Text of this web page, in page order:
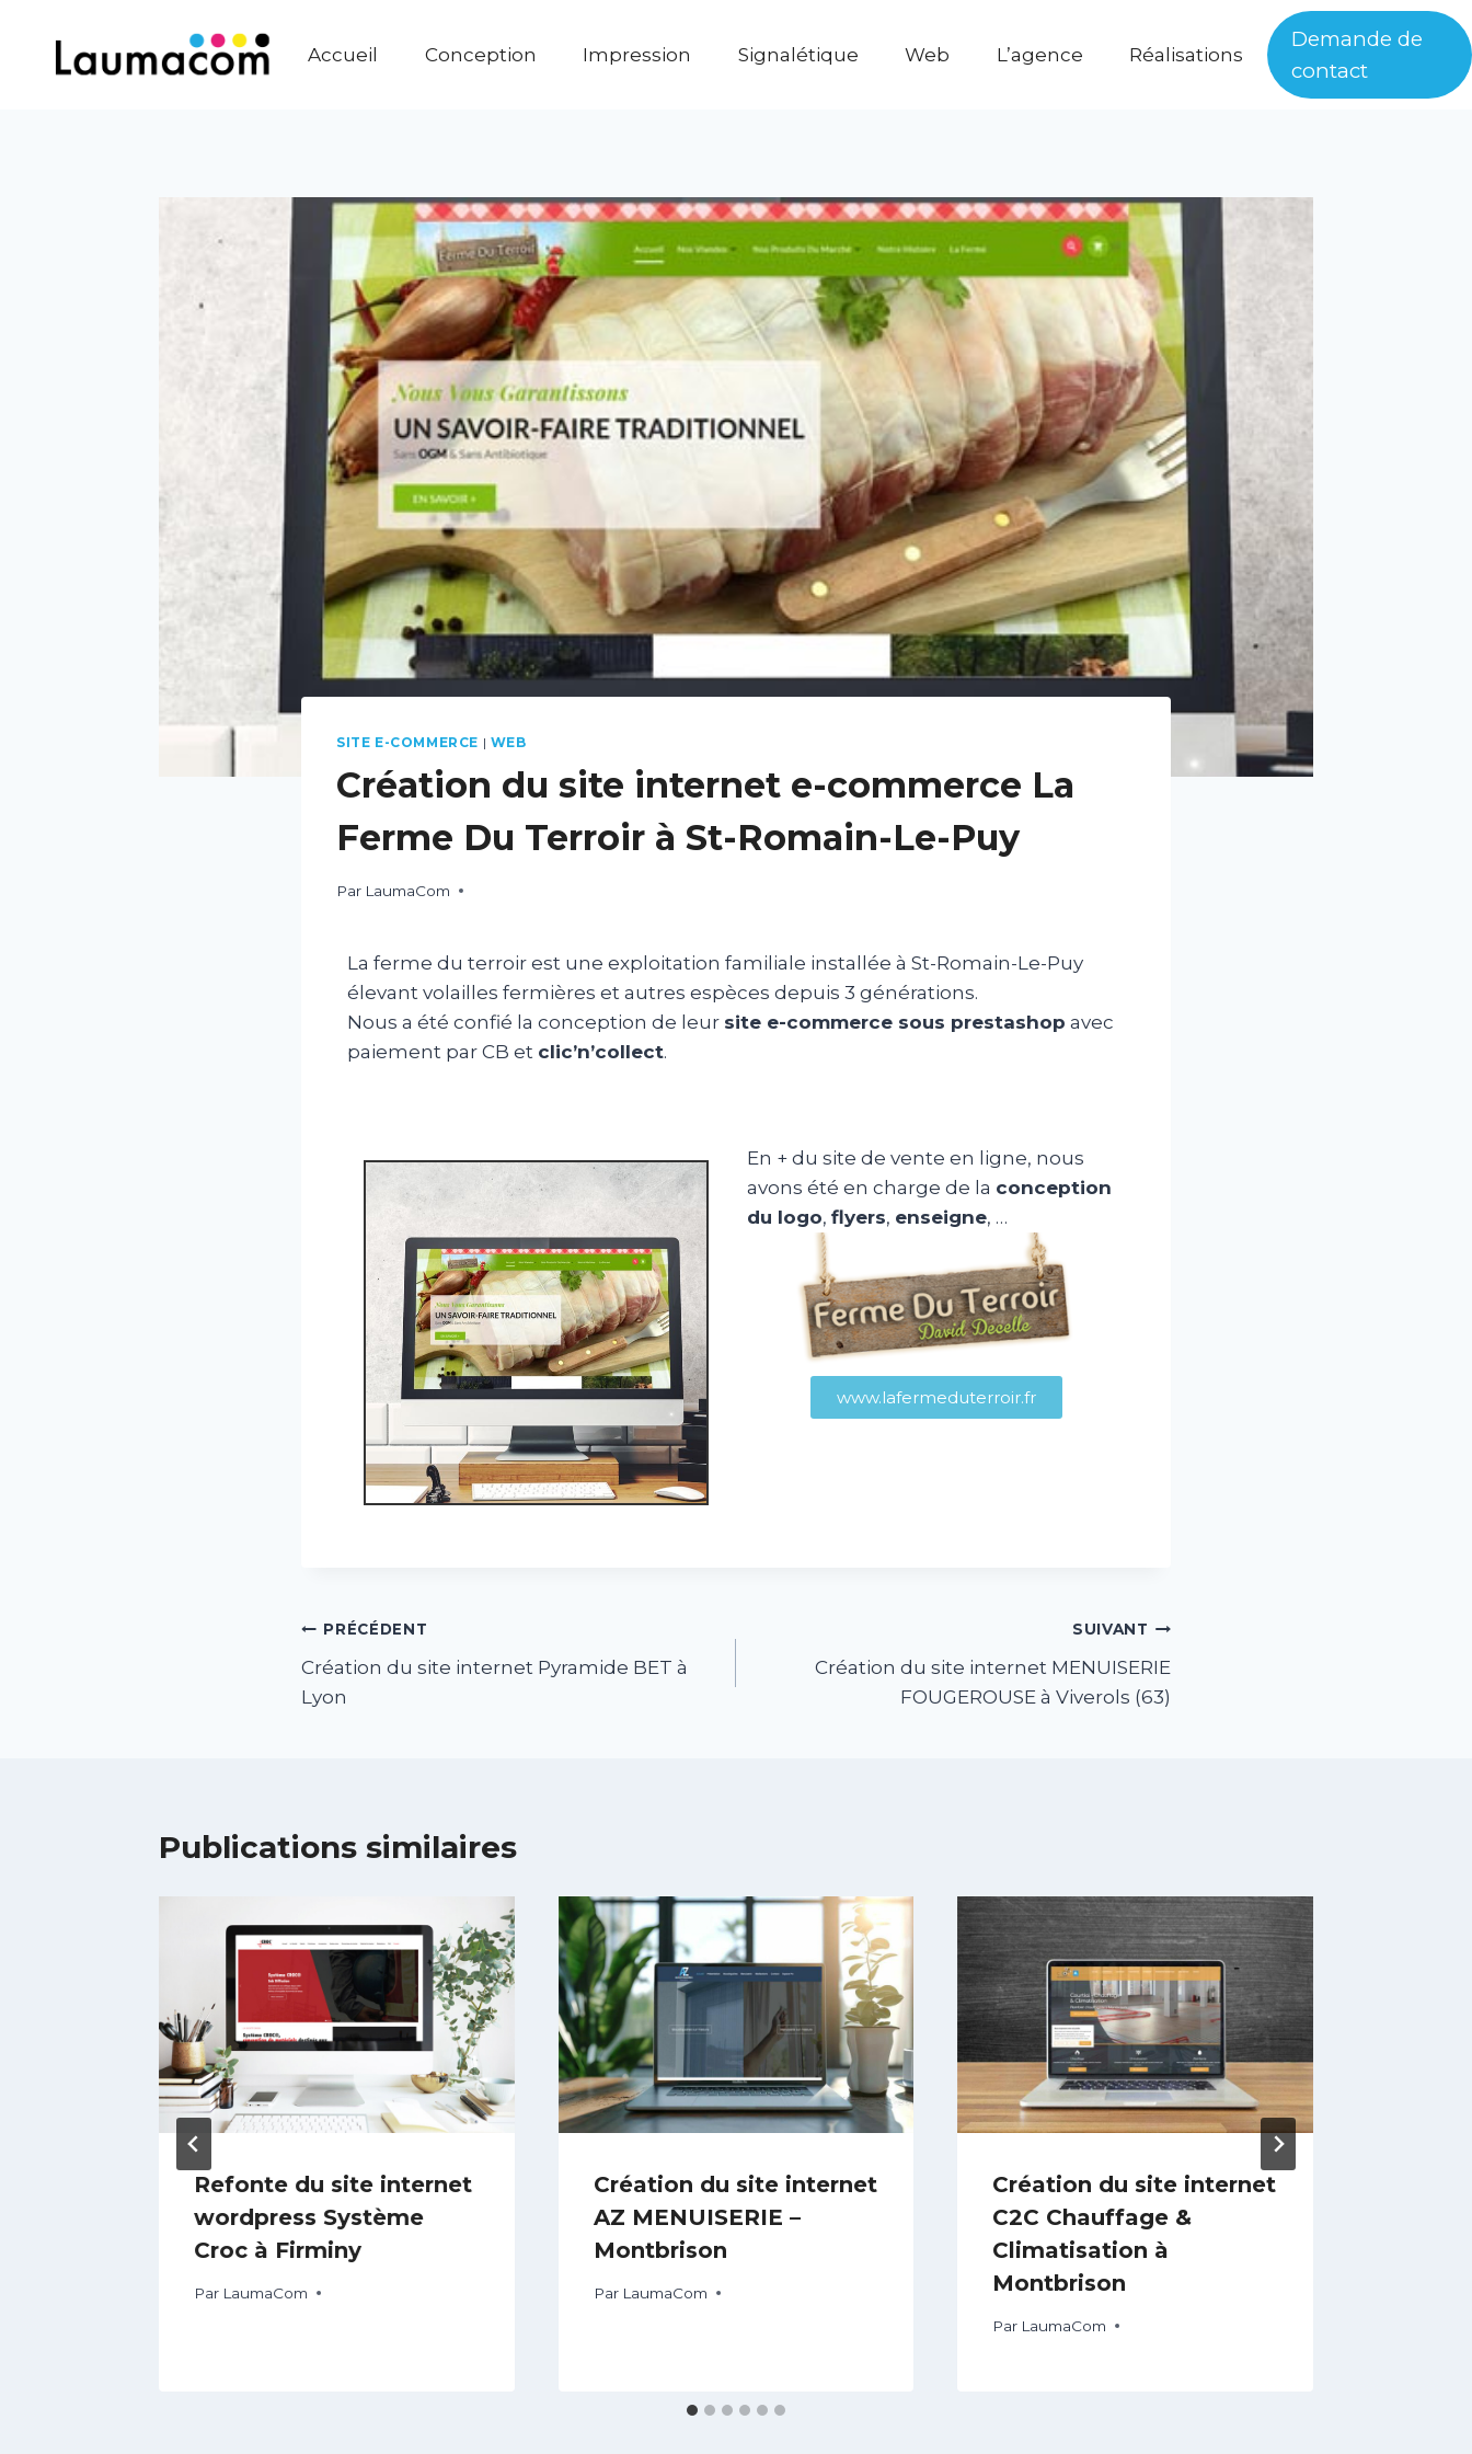
Accueil Conception Impression Signalétique Web L’agence Réalisations
Demande de
contact
SITE E-COMMERCE | WEB
Création du site internet e-commerce La
Ferme Du Terroir à St-Romain-Le-Puy
Par LaumaCom
La ferme du terroir est une exploitation familiale installée à St-Romain-Le-Puy
élevant volailles fermières et autres espèces depuis 3 générations.
Nous a été confié la conception de leur site e-commerce sous prestashop avec
paiement par CB et clic’n’collect.
En + du site de vente en ligne, nous
avons été en charge de la conception
du logo, flyers, enseigne, …
www.lafermeduterroir.fr
PRÉCÉDENT
Création du site internet Pyramide BET à
Lyon
SUIVANT
Création du site internet MENUISERIE
FOUGEROUSE à Viverols (63)
Publications similaires
Refonte du site internet
wordpress Système
Croc à Firminy
Par LaumaCom
Création du site internet
AZ MENUISERIE –
Montbrison
Par LaumaCom
Création du site internet
C2C Chauffage &
Climatisation à
Montbrison
Par LaumaCom